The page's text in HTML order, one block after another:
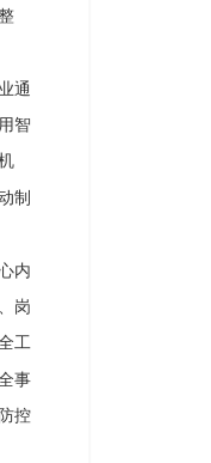
通
智
制
内
岗
工
事
控